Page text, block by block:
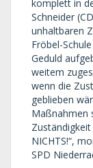
komplett in
Schneider
unhaltbaren
Fröbel-
Geduld
weitem
wenn die
geblieben
Maßnahmen
Zuständigkeit
NICHTS!“,
SPD